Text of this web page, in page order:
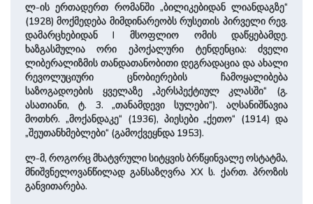
ლ-ის ერთადერთ რომანში „ბილიკებიდან ლიანდაგზე“
(1928) მოქმედება მიმდინარეობს რუსეთის პირველი რევ.
დამარცხებიდან I მსოფლიო ომის დაწყებამდე.
ხაზგასმულია ორი ეპოქალური ტენდენცია: ძველი
ლიბერალიზმის თანდათანობითი დეგრადაცია და ახალი
რევოლუციური ცნობიერების ჩამოყალიბება
საზოგადოების ყველაზე „პერსპექტიულ კლასში“ (გ.
ასათიანი, ტ. 3. „თანამდევი სულები“). აღსანიშნავია
მოთხრ. „მოქანდაკე“ (1936), პიესები „ქეთო“ (1914) და
„შეუთანხმებლები“ (გამოქვეყნდა 1953).
ლ-მ, როგორც მხატვრული სიტყვის ბრწყინვალე ოსტატმა,
მნიშვნელოვანწილად განსაზღვრა XX ს. ქართ. პროზის
განვითარება.